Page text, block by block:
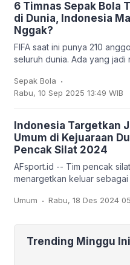
6 Timnas Sepak Bola
di Dunia, Indonesia
Nggak?
FIFA saat ini punya 210
seluruh dunia. Ada yang jadi
Argentina, hingga Prancis,
tim
Sepak Bola .
Rabu, 10 Sep 2025 13:49 WIB
Indonesia Targetkan
Umum di Kejuaraan
Pencak Silat 2024
AFsport.id -- Tim pencak
menargetkan keluar sebagai
Silat ke-20 dan Kejuaraan
Umum . Rabu, 18 Des 2024
Trending Minggu Ini